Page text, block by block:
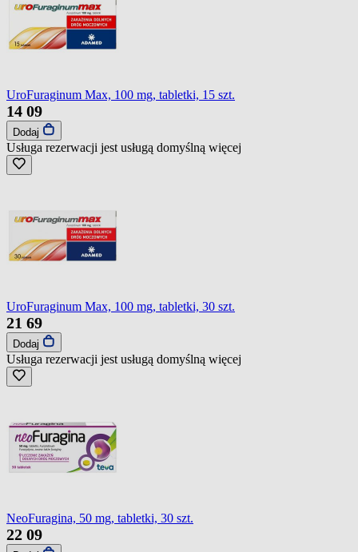
UroFuraginum Max, 100 mg, tabletki, 15 szt.
14 09
Dodaj
Usługa rezerwacji jest usługą domyślną więcej
UroFuraginum Max, 100 mg, tabletki, 30 szt.
21 69
Dodaj
Usługa rezerwacji jest usługą domyślną więcej
NeoFuragina, 50 mg, tabletki, 30 szt.
22 09